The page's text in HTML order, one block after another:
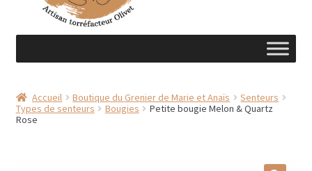
A découvrir …
Accueil Boutique du Grenier de Marie et Anaïs
Senteurs
Types de senteurs
Bougies
Petite bougie Melon & Quartz
Rose